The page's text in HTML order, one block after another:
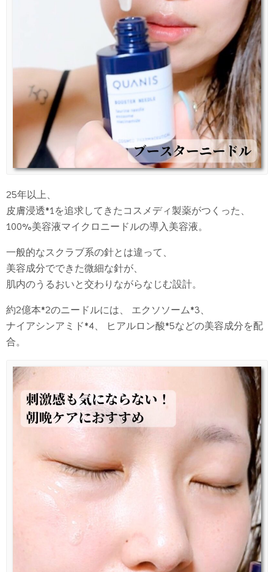
25年以上、
皮膚浸透*1を追求してきたコスメディ製薬がつくった、
100%美容液マイクロニードルの導入美容液。
一般的なスクラブ系の針とは違って、
美容成分でできた微細な針が、
肌内のうるおいと交わりながらなじむ設計。
約2億本*2のニードルには、 エクソソーム*3、
ナイアシンアミド*4、 ヒアルロン酸*5などの美容成分を配
合。